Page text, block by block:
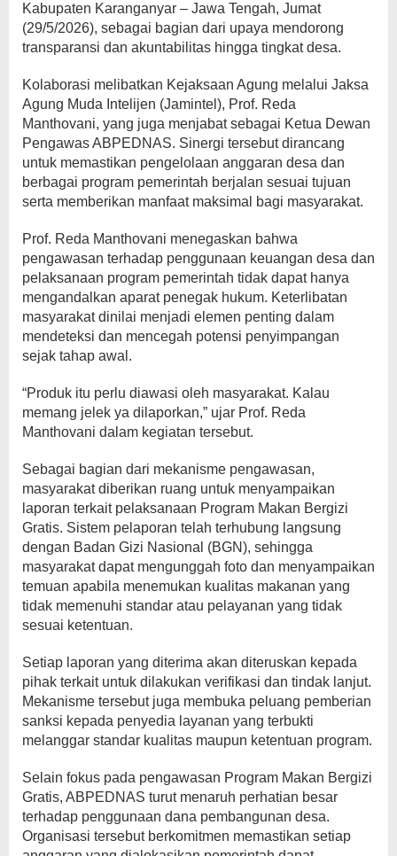
Kabupaten Karanganyar – Jawa Tengah, Jumat
(29/5/2026), sebagai bagian dari upaya mendorong
transparansi dan akuntabilitas hingga tingkat desa.
Kolaborasi melibatkan Kejaksaan Agung melalui Jaksa
Agung Muda Intelijen (Jamintel), Prof. Reda
Manthovani, yang juga menjabat sebagai Ketua Dewan
Pengawas ABPEDNAS. Sinergi tersebut dirancang
untuk memastikan pengelolaan anggaran desa dan
berbagai program pemerintah berjalan sesuai tujuan
serta memberikan manfaat maksimal bagi masyarakat.
Prof. Reda Manthovani menegaskan bahwa
pengawasan terhadap penggunaan keuangan desa dan
pelaksanaan program pemerintah tidak dapat hanya
mengandalkan aparat penegak hukum. Keterlibatan
masyarakat dinilai menjadi elemen penting dalam
mendeteksi dan mencegah potensi penyimpangan
sejak tahap awal.
“Produk itu perlu diawasi oleh masyarakat. Kalau
memang jelek ya dilaporkan,” ujar Prof. Reda
Manthovani dalam kegiatan tersebut.
Sebagai bagian dari mekanisme pengawasan,
masyarakat diberikan ruang untuk menyampaikan
laporan terkait pelaksanaan Program Makan Bergizi
Gratis. Sistem pelaporan telah terhubung langsung
dengan Badan Gizi Nasional (BGN), sehingga
masyarakat dapat mengunggah foto dan menyampaikan
temuan apabila menemukan kualitas makanan yang
tidak memenuhi standar atau pelayanan yang tidak
sesuai ketentuan.
Setiap laporan yang diterima akan diteruskan kepada
pihak terkait untuk dilakukan verifikasi dan tindak lanjut.
Mekanisme tersebut juga membuka peluang pemberian
sanksi kepada penyedia layanan yang terbukti
melanggar standar kualitas maupun ketentuan program.
Selain fokus pada pengawasan Program Makan Bergizi
Gratis, ABPEDNAS turut menaruh perhatian besar
terhadap penggunaan dana pembangunan desa.
Organisasi tersebut berkomitmen memastikan setiap